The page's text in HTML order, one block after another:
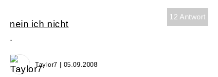
12 Antwort
nein ich nicht
.
Taylor7 | 05.09.2008